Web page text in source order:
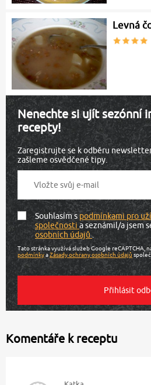
Levná
Nenechte si ujít sezónní
recepty!
Zaregistrujte se k odběru
zašleme osvědčené tipy.
Souhlasím spodmínkami pro
společnostia seznámil/a jsem
osobních údajů.
Tato stránka využívá služeb Google reCAPTCHA,
podmínkyaZásady ochrany osobních údajů
Komentáře k receptu